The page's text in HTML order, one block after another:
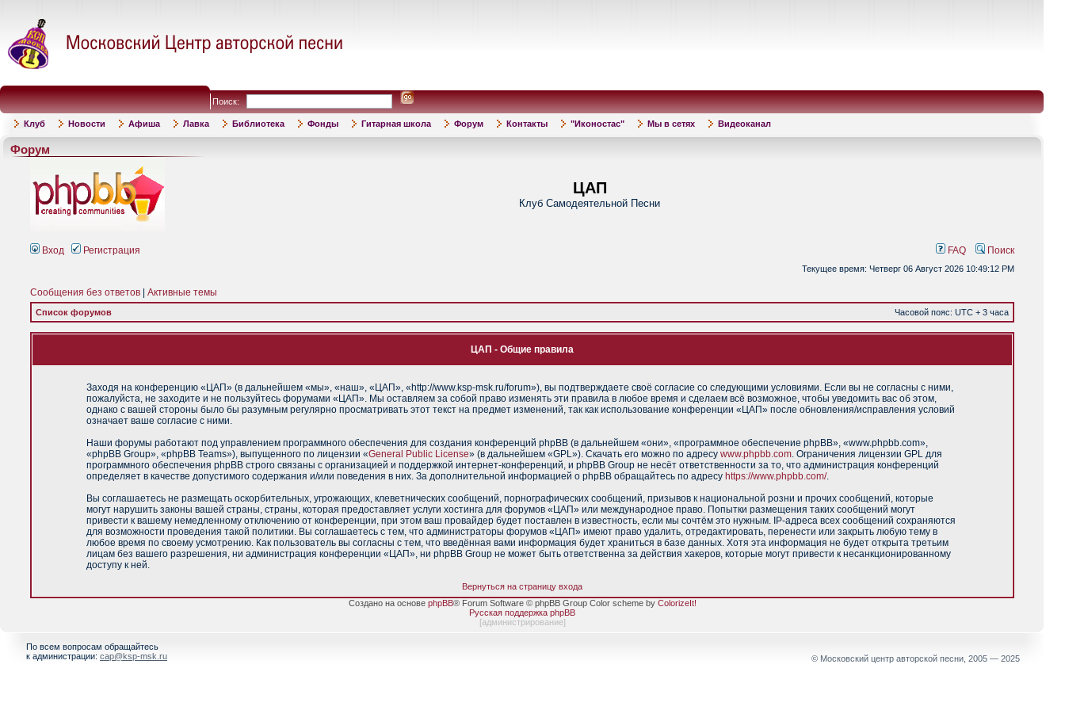
Поиск:
Клуб Новости Афиша Лавка Библиотека Фонды Гитарная школа Форум Контакты "Иконостас" Мы в сетях Видеоканал
Форум
ЦАП
Клуб Самодеятельной Песни
Вход Регистрация FAQ Поиск
Текущее время: Четверг 06 Август 2026 10:49:12 PM
Сообщения без ответов Активные темы
Список форумов Часовой пояс: UTC + 3 часа
ЦАП - Общие правила
Заходя на конференцию «ЦАП» (в дальнейшем «мы», «наш», «ЦАП», «http://www.ksp-msk.ru/forum»), вы подтверждаете своё согласие со следующими условиями. Если вы не согласны с ними,
пожалуйста, не заходите и не пользуйтесь форумами «ЦАП». Мы оставляем за собой право изменять эти правила в любое время и сделаем всё возможное, чтобы уведомить вас об этом,
однако с вашей стороны было бы разумным регулярно просматривать этот текст на предмет изменений, так как использование конференции «ЦАП» после обновления/исправления условий
означает ваше согласие с ними.
Наши форумы работают под управлением программного обеспечения для создания конференций phpBB (в дальнейшем «они», «программное обеспечение phpBB», «www.phpbb.com»,
«phpBB Group», «phpBB Teams»), выпущенного по лицензии «General Public License» (в дальнейшем «GPL»). Скачать его можно по адресу www.phpbb.com. Ограничения лицензии GPL для
программного обеспечения phpBB строго связаны с организацией и поддержкой интернет-конференций, и phpBB Group не несёт ответственности за то, что администрация конференций
определяет в качестве допустимого содержания и/или поведения в них. За дополнительной информацией о phpBB обращайтесь по адресу https://www.phpbb.com/.
Вы соглашаетесь не размещать оскорбительных, угрожающих, клеветнических сообщений, порнографических сообщений, призывов к национальной розни и прочих сообщений, которые
могут нарушить законы вашей страны, страны, которая предоставляет услуги хостинга для форумов «ЦАП» или международное право. Попытки размещения таких сообщений могут
привести к вашему немедленному отключению от конференции, при этом ваш провайдер будет поставлен в известность, если мы сочтём это нужным. IP-адреса всех сообщений сохраняются
для возможности проведения такой политики. Вы соглашаетесь с тем, что администраторы форумов «ЦАП» имеют право удалить, отредактировать, перенести или закрыть любую тему в
любое время по своему усмотрению. Как пользователь вы согласны с тем, что введённая вами информация будет храниться в базе данных. Хотя эта информация не будет открыта третьим
лицам без вашего разрешения, ни администрация конференции «ЦАП», ни phpBB Group не может быть ответственна за действия хакеров, которые могут привести к несанкционированному
доступу к ней.
Вернуться на страницу входа
Создано на основе phpBB® Forum Software © phpBB Group Color scheme by ColorizeIt!
Русская поддержка phpBB
[администрирование]
По всем вопросам обращайтесь
к администрации: cap@ksp-msk.ru © Московский центр авторской песни, 2005 — 2025